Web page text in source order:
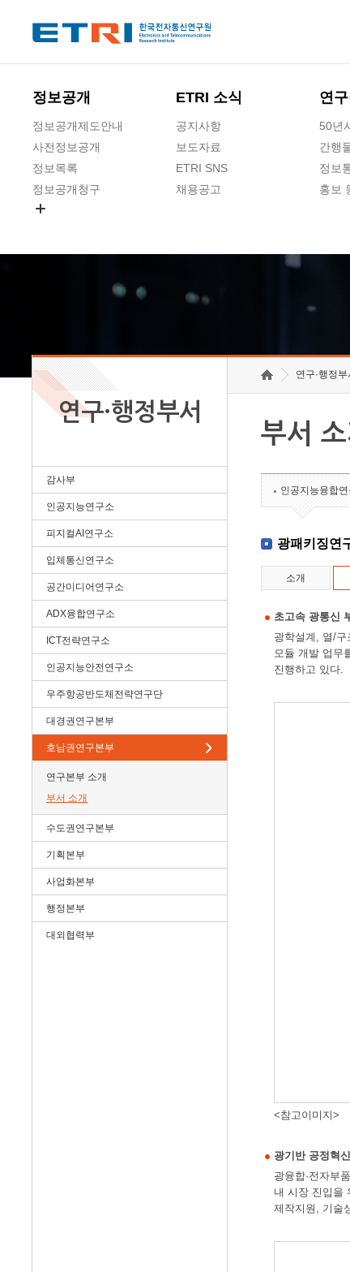
정보공개
정보공개제도안내
사전정보공개
정보목록
정보공개청구
ETRI 소식
공지사항
보도자료
ETRI SNS
채용공고
연
50년
간행
정보
홍보
연구·행정부서
감사부
인공지능연구소
피지컬AI연구소
입체통신연구소
공간미디어연구소
ADX융합연구소
ICT전략연구소
인공지능안전연구소
우주항공반도체전략연구단
대경권연구본부
호남권연구본부
연구본부 소개
부서 소개
수도권연구본부
기획본부
사업화본부
행정본부
대외협력부
연구·행정부
부서 소
인공지능융합연
광패키징연
소개
초고속 광통신
광학설계, 열/
모듈 개발 업무
진행하고 있다.
<참고이미지>
광기반 공정혁
광융합·전자부
내 시장 진입을
제작지원, 기술